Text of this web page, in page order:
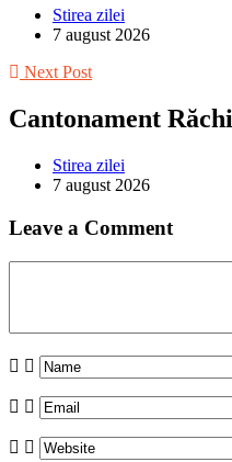
Stirea zilei
7 august 2026
Next Post
Cantonament
Stirea zilei
7 august 2026
Leave a Comment